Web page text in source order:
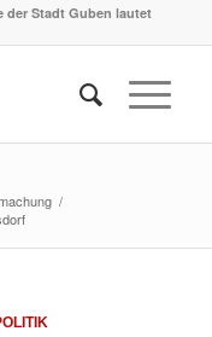
der Stadt Guben lautet
/